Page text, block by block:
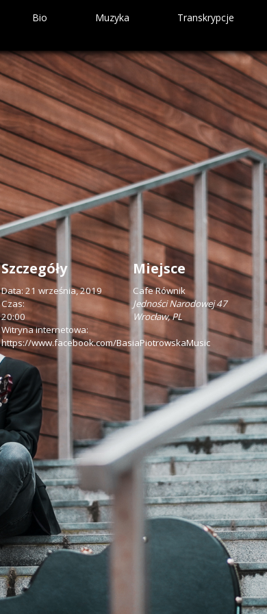
Bio
Muzyka
String Connection Tribute
Transkrypcje
Szczegóły
Data: 21 września, 2019
Czas:
20:00
Witryna internetowa:
https://www.facebook.com/BasiaPiotrowskaMusic
Miejsce
Cafe Równik
Jedności Narodowej 47
Wrocław,PL